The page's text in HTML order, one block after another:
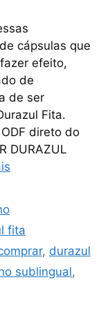
cápsulas que
efeito,
de
de ser
Fita.
direto do
DURAZUL
fita
, durazul
sublingual,